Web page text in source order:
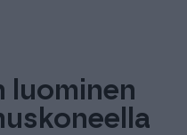
luominen